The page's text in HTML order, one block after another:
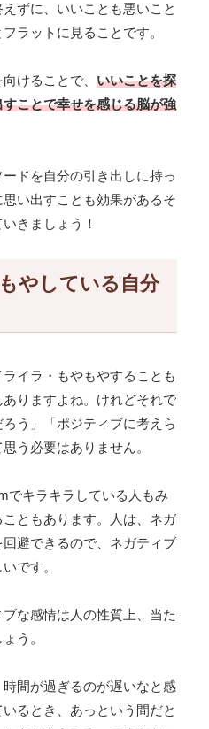
ずに、いいことも悪いこと
ラットに見ることです。
けることで、 いいことを探
ことで幸せを感じる脳が強
ドを自分の引き出しに持っ
い出すことも効果があるそ
きましょう！
やしている自分
イラ・もやもやすることも
りますよね。けれどそれで
ろう」「ポジティブに考えら
う必要はありません。
でキラキラしている人もみ
ともあります。人は、ネガ
避できるので、ネガティブ
です。
な感情は人の性質上、当た
う。
間が過ぎるのが遅いなと感
るとき、あっという間だと